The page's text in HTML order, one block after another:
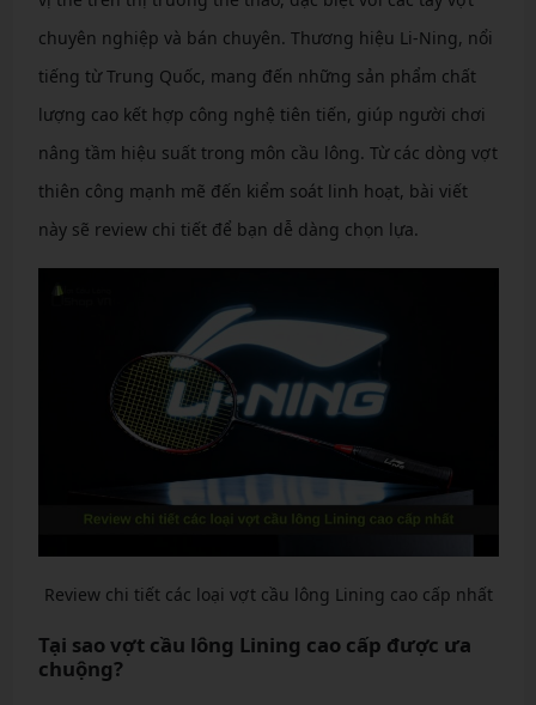
chuyên nghiệp và bán chuyên. Thương hiệu Li-Ning, nổi
tiếng từ Trung Quốc, mang đến những sản phẩm chất
lượng cao kết hợp công nghệ tiên tiến, giúp người chơi
nâng tầm hiệu suất trong môn cầu lông. Từ các dòng vợt
thiên công mạnh mẽ đến kiểm soát linh hoạt, bài viết
này sẽ review chi tiết để bạn dễ dàng chọn lựa.
Review chi tiết các loại vợt cầu lông Lining cao cấp nhất
Tại sao vợt cầu lông Lining cao cấp được ưa
chuộng?